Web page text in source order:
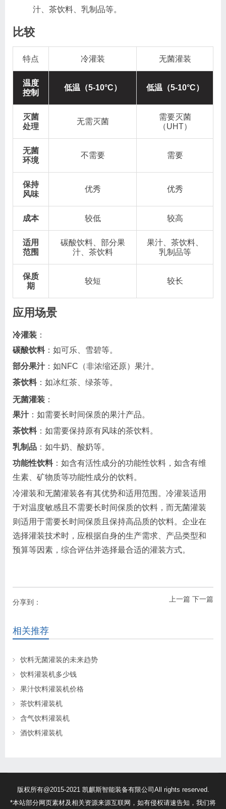
汁、茶饮料、乳制品等。
比较
特点 冷灌装 无菌灌装
温度
控制
低温（5-10°C） 低温（5-10°C）
灭菌
处理
无需灭菌
需要灭菌
（UHT）
无菌
环境
不需要 需要
保持
风味
优秀 优秀
成本 较低 较高
适用
范围
碳酸饮料、部分果
汁、茶饮料
果汁、茶饮料、
乳制品等
保质
期
较短 较长
应用场景
冷灌装 ：
碳酸饮料：如可乐、雪碧等。
部分果汁：如NFC（非浓缩还原）果汁。
茶饮料：如冰红茶、绿茶等。
无菌灌装 ：
果汁：如需要长时间保质的果汁产品。
茶饮料：如需要保持原有风味的茶饮料。
乳制品 ：如牛奶、酸奶等。
功能性饮料：如含有活性成分的功能性饮料，如含有维
生素、矿物质等功能性成分的饮料。
冷灌装和无菌灌装各有其优势和适用范围。冷灌装适用
于对温度敏感且不需要长时间保质的饮料，而无菌灌装
则适用于需要长时间保质且保持高品质的饮料。企业在
选择灌装技术时，应根据自身的生产需求、产品类型和
预算等因素，综合评估并选择最合适的灌装方式。
上一篇 下一篇
分享到：
相关推荐
饮料无菌灌装的未来趋势
饮料灌装机多少钱
果汁饮料灌装机价格
茶饮料灌装机
含气饮料灌装机
酒饮料灌装机
版权所有@2015-2021 凯麒斯智能装备有限公司All rights reserved.
*本站部分网页素材及相关资源来源互联网，如有侵权请速告知，我们将